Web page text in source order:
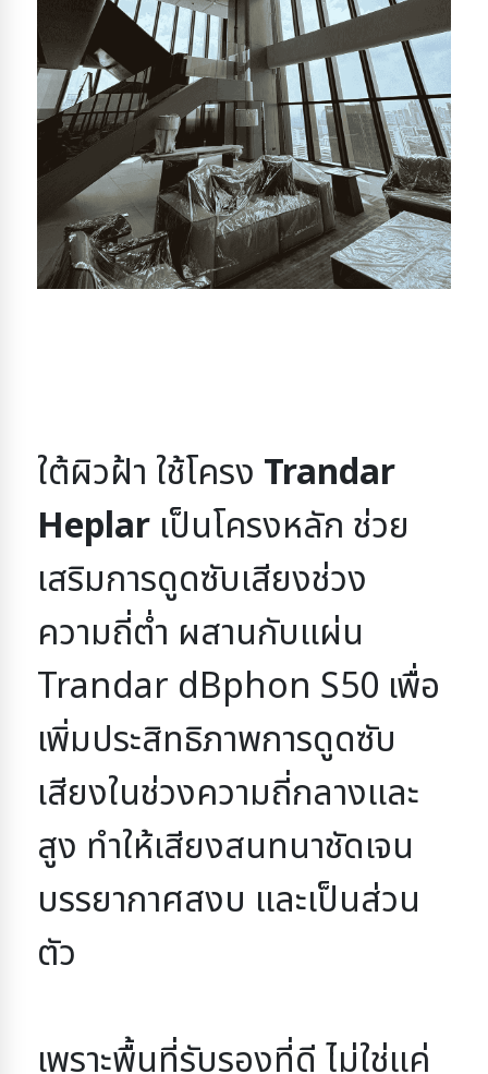
ใต้ผิวฝ้า ใช้โครง Trandar
Heplar เป็นโครงหลัก ช่วย
เสริมการดูดซับเสียงช่วง
ความถี่ต่ำ ผสานกับแผ่น
Trandar dBphon S50 เพื่อ
เพิ่มประสิทธิภาพการดูดซับ
เสียงในช่วงความถี่กลางและ
สูง ทำให้เสียงสนทนาชัดเจน
บรรยากาศสงบ และเป็นส่วน
ตัว
เพราะพื้นที่รับรองที่ดี ไม่ใช่แค่